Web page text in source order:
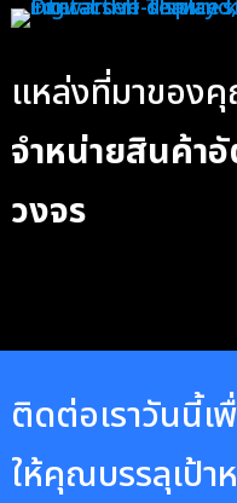
แหล่งที่มาของ
จำหน่ายสินค้า
วงจร
ติดต่อเราวันนี้เ
ให้คุณบรรลุเป้า